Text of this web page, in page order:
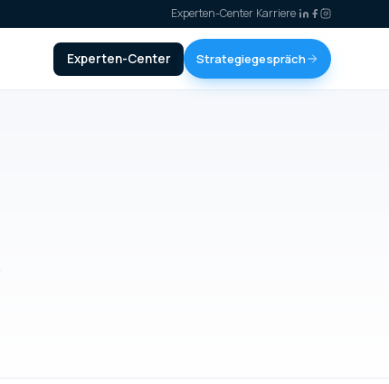
Experten-Center·Karriere·
Experten-Center Strategiegespräch